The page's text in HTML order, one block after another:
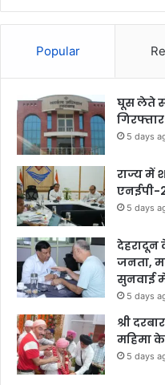
Popular
घूस लेते
गिरफ्तार
5 days
राज्य में
एनईपी-
5 days
देहरादून
जनता,
सुनवाई में
5 days
श्री
महिमा
5 days